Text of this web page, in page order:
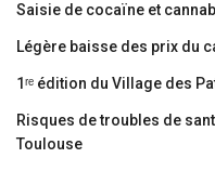
Saisie de cocaïne et
Légère baisse des prix du
1ʳᵉ édition du Village des
Risques de troubles de
Toulouse